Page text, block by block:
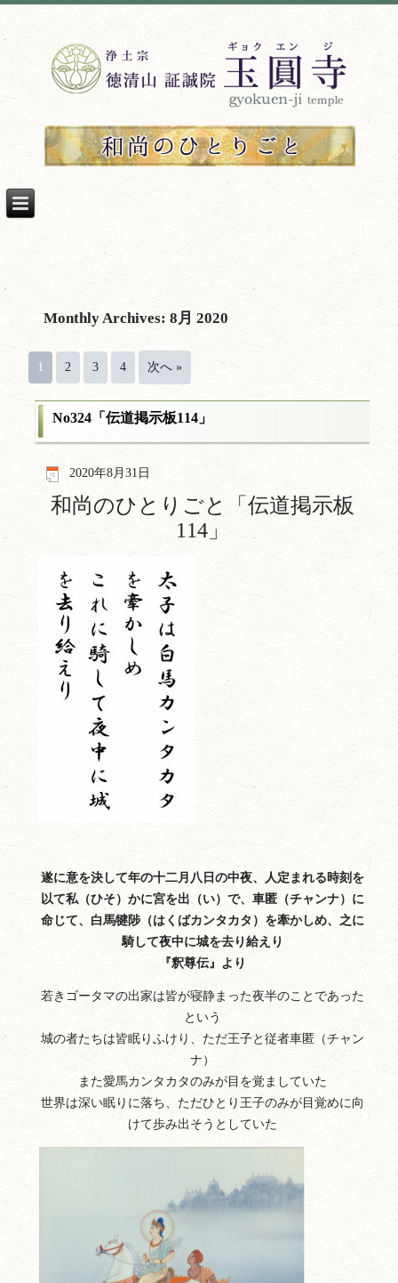
Monthly Archives:8月 2020
1 2 3 4 次へ »
No324「伝道掲示板114」
2020年8月31日
和尚のひとりごと「伝道掲示板
114」
遂に意を決して年の十二月八日の中夜、人定まれる時刻を
以て私（ひそ）かに宮を出（い）で、車匿（チャンナ）に
命じて、白馬犍陟（はくばカンタカタ）を牽かしめ、之に
騎して夜中に城を去り給えり
『釈尊伝』より
若きゴータマの出家は皆が寝静まった夜半のことであった
という
城の者たちは皆眠りふけり、ただ王子と従者車匿（チャン
ナ）
また愛馬カンタカタのみが目を覚ましていた
世界は深い眠りに落ち、ただひとり王子のみが目覚めに向
けて歩み出そうとしていた